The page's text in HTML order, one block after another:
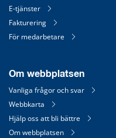
E-tjänster
Fakturering
För medarbetare
Om webbplatsen
Vanliga frågor och svar
Webbkarta
Hjälp oss att bli bättre
Om webbplatsen